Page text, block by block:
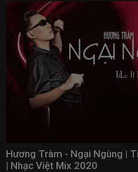
Hương Tràm - Ngại Ngùng |
| Nhạc Việt Mix 2020